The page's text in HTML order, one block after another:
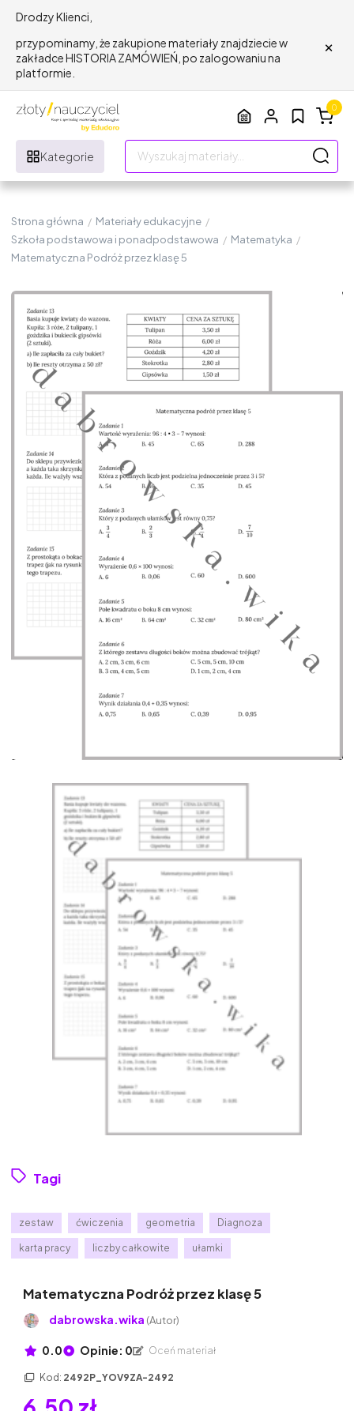
Drodzy Klienci,
przypominamy, że zakupione materiały znajdziecie w
zakładce HISTORIA ZAMÓWIEŃ, po zalogowaniu na
platformie.
×
Kategorie
0
Strona główna / Materiały edukacyjne /
Szkoła podstawowa i ponadpodstawowa / Matematyka /
Matematyczna Podróż przez klasę 5
Tagi
zestaw ćwiczenia geometria Diagnoza
karta pracy liczby całkowite ułamki
Matematyczna Podróż przez klasę 5
dabrowska.wika (Autor)
0.0 Opinie: 0 Oceń materiał
Kod: 2492P_YOV9ZA-2492